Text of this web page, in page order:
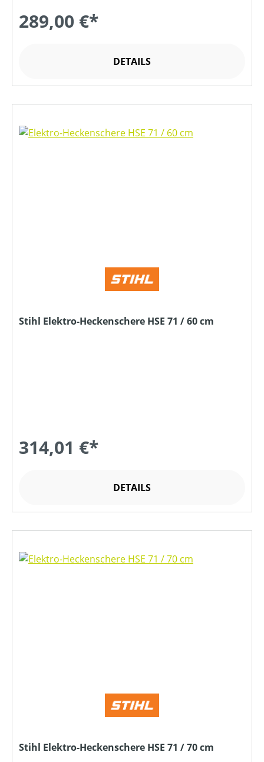
289,00 €*
DETAILS
Stihl Elektro-Heckenschere HSE 71 / 60 cm
314,01 €*
DETAILS
Stihl Elektro-Heckenschere HSE 71 / 70 cm